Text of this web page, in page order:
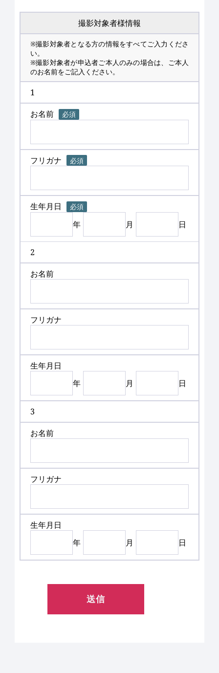
撮影対象者様情報
※撮影対象者となる方の情報をすべてご入力くださ
い。
※撮影対象者が申込者ご本人のみの場合は、ご本人
のお名前をご記入ください。
1
お名前
必須
フリガナ 必須
生年月日 必須
年 月 日
2
お名前
フリガナ
生年月日
年
月 日
3
お名前
フリガナ
生年月日
年
月 日